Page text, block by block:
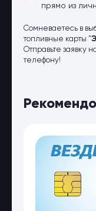
прямо из
Сомневаетесь в
топливные карты "
Отправьте заявку
телефону!